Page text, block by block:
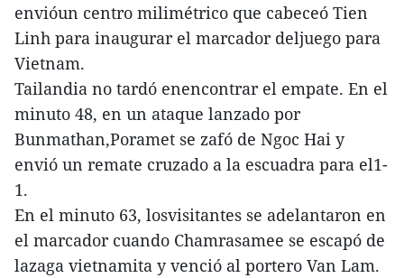
envióun centro milimétrico que cabeceó Tien
Linh para inaugurar el marcador deljuego para
Vietnam.
Tailandia no tardó enencontrar el empate. En el
minuto 48, en un ataque lanzado por
Bunmathan,Poramet se zafó de Ngoc Hai y
envió un remate cruzado a la escuadra para el1-
1.
En el minuto 63, losvisitantes se adelantaron en
el marcador cuando Chamrasamee se escapó de
lazaga vietnamita y venció al portero Van Lam.